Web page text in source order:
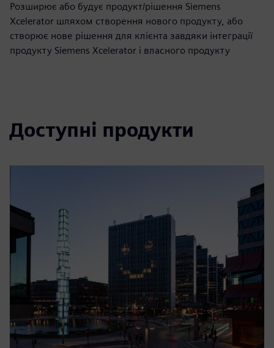
Розширює або будує продукт/рішення Siemens
Xcelerator шляхом створення нового продукту, або
створює нове рішення для клієнта завдяки інтеграції
продукту Siemens Xcelerator і власного продукту
Доступні продукти